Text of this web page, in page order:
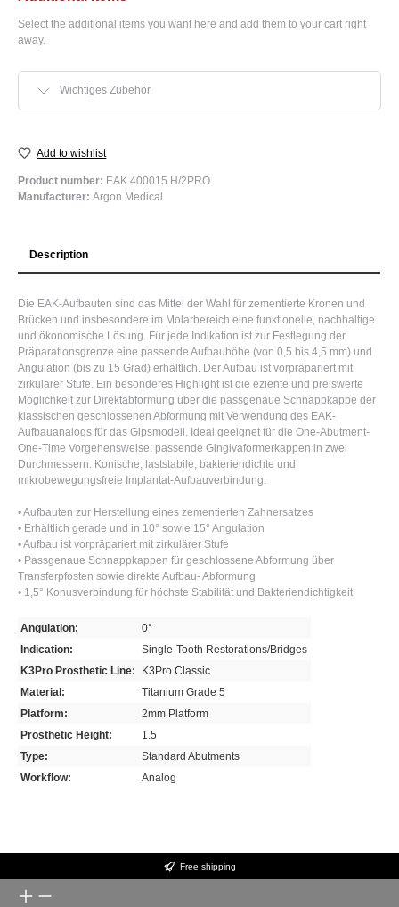
Select the additional items you want here and add them to your cart right
away.
Wichtiges Zubehör
Add to wishlist
Product number: EAK 400015.H/2PRO
Manufacturer: Argon Medical
Description
Die EAK-Aufbauten sind das Mittel der Wahl für zementierte Kronen und
Brücken und insbesondere im Molarbereich eine funktionelle, nachhaltige
und ökonomische Lösung. Für jede Indikation ist zur Festlegung der
Präparationsgrenze eine passende Aufbauhöhe (von 0,5 bis 4,5 mm) und
Angulation (bis zu 15 Grad) erhältlich. Der Aufbau ist vorpräpariert mit
zirkulärer Stufe. Ein besonderes Highlight ist die eziente und preiswerte
Möglichkeit zur Direktabformung über die passgenaue Schnappkappe der
klassischen geschlossenen Abformung mit Verwendung des EAK-
Aufbauanalogs für das Gipsmodell. Ideal geeignet für die One-Abutment-
One-Time Vorgehensweise: passende Gingivaformerkappen in zwei
Durchmessern. Konische, laststabile, bakteriendichte und
mikrobewegungsfreie Implantat-Aufbauverbindung.
• Aufbauten zur Herstellung eines zementierten Zahnersatzes
• Erhältlich gerade und in 10° sowie 15° Angulation
• Aufbau ist vorpräpariert mit zirkulärer Stufe
• Passgenaue Schnappkappen für geschlossene Abformung über
Transferpfosten sowie direkte Aufbau- Abformung
• 1,5° Konusverbindung für höchste Stabilität und Bakteriendichtigkeit
Angulation:
0°
Indication:
Single-Tooth Restorations/Bridges
K3Pro Prosthetic Line:
K3Pro Classic
Material:
Titanium Grade 5
Platform:
2mm Platform
Prosthetic Height:
1.5
Type:
Standard Abutments
Workflow:
Analog
Free shipping